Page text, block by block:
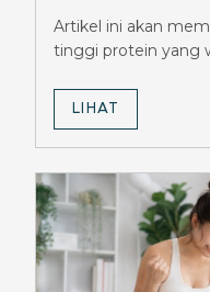
Ozempic,
Artikel ini akan
tinggi protein yang
LIHAT